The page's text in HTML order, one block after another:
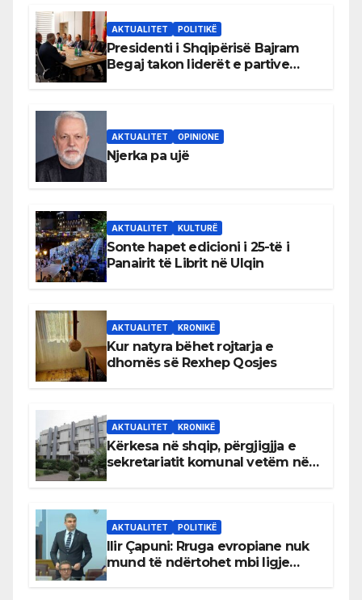
AKTUALITET POLITIKË
Presidenti i Shqipërisë Bajram
Begaj takon liderët e partive
AKTUALITET OPINIONE
Njerka pa ujë
AKTUALITET KULTURË
Sonte hapet edicioni i 25-të i
Panairit të Librit në Ulqin
AKTUALITET KRONIKË
Kur natyra bëhet rojtarja e
dhomës së Rexhep Qosjes
AKTUALITET KRONIKË
Kërkesa në shqip, përgjigjja e
sekretariatit komunal vetëm në
AKTUALITET POLITIKË
Ilir Çapuni: Rruga evropiane nuk
mund të ndërtohet mbi ligje